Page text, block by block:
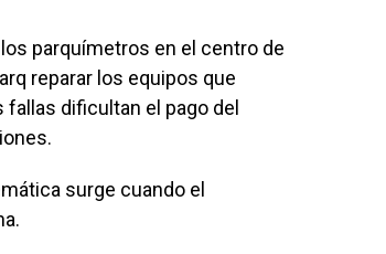
parquímetros en el centro de
reparar los equipos que
dificultan el pago del
surge cuando el